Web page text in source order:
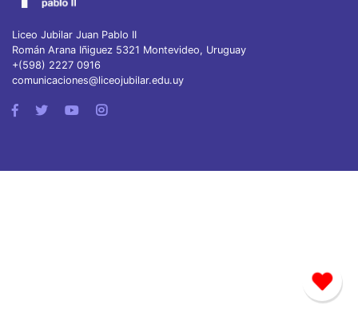
Liceo Jubilar Juan Pablo II
Román Arana Iñiguez 5321 Montevideo, Uruguay
+(598) 2227 0916
comunicaciones@liceojubilar.edu.uy